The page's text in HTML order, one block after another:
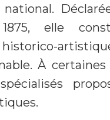
elle
À certaines